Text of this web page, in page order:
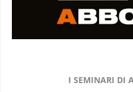
I SEMINARI DI